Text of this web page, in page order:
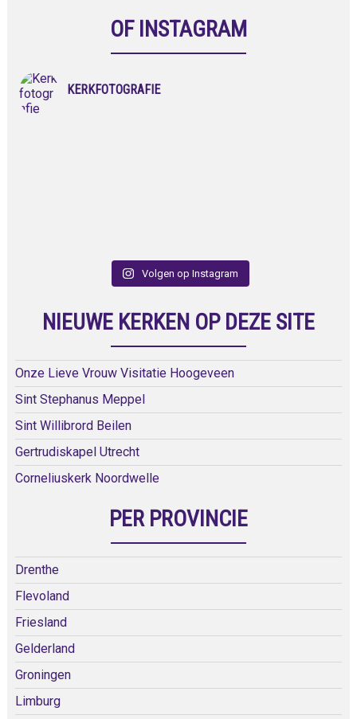
OF INSTAGRAM
KERKFOTOGRAFIE
Volgen op Instagram
NIEUWE KERKEN OP DEZE SITE
Onze Lieve Vrouw Visitatie Hoogeveen
Sint Stephanus Meppel
Sint Willibrord Beilen
Gertrudiskapel Utrecht
Corneliuskerk Noordwelle
PER PROVINCIE
Drenthe
Flevoland
Friesland
Gelderland
Groningen
Limburg